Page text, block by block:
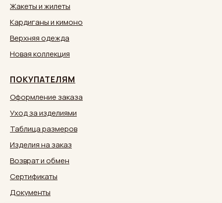
Жакеты и жилеты
Кардиганы и кимоно
Верхняя одежда
Новая коллекция
ПОКУПАТЕЛЯМ
Оформление заказа
Уход за изделиями
Таблица размеров
Изделия на заказ
Возврат и обмен
Сертификаты
Документы